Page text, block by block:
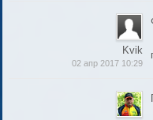
Kvik
02 апр 2017 10:29